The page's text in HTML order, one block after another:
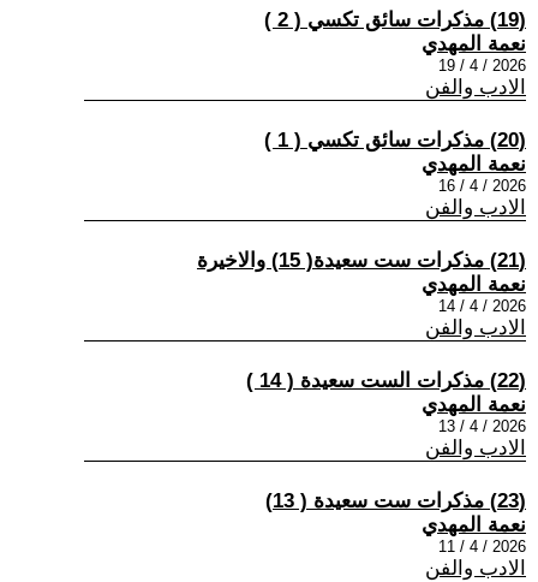
(19) مذكرات سائق تكسي ( 2 )
نعمة المهدي
2026 / 4 / 19
الادب والفن
(20) مذكرات سائق تكسي ( 1 )
نعمة المهدي
2026 / 4 / 16
الادب والفن
(21) مذكرات ست سعيدة( 15) والاخيرة
نعمة المهدي
2026 / 4 / 14
الادب والفن
(22) مذكرات الست سعيدة ​( 14 )
نعمة المهدي
2026 / 4 / 13
الادب والفن
(23) مذكرات ست سعيدة ( 13)
نعمة المهدي
2026 / 4 / 11
الادب والفن